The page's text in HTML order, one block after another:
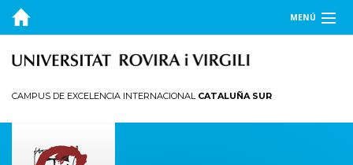
MENÚ
EL DEPARTAMENTO
INVESTIGACIÓN
PUBLICACIONES
CAMPUS DE EXCELENCIA INTERNACIONAL CATALUÑA SUR